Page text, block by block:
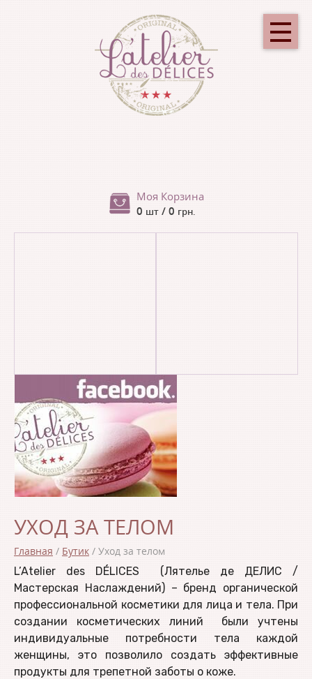
Моя Корзина
0 шт/ 0 грн.
УХОД ЗА ТЕЛОМ
Главная / Бутик / Уход за телом
L’Atelier des DÉLICES (Лятелье де ДЕЛИС /
Мастерская Наслаждений) – бренд органической
профессиональной косметики для лица и тела. При
создании косметических линий были учтены
индивидуальные потребности тела каждой
женщины, это позволило создать эффективные
продукты для трепетной заботы о коже.